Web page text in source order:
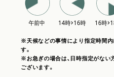
※天候などの事情により指定時間
す。
※お急ぎの場合は、日時指定がない
ございます。